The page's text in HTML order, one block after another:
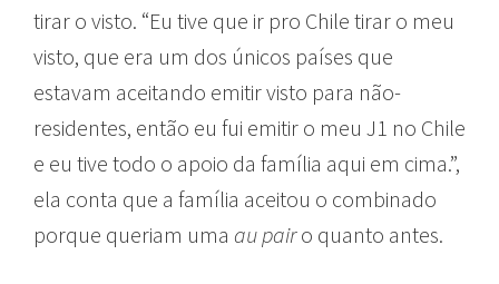
tirar o visto. “Eu tive que ir pro Chile tirar o meu
visto, que era um dos únicos países que
estavam aceitando emitir visto para não-
residentes, então eu fui emitir o meu J1 no Chile
e eu tive todo o apoio da família aqui em cima.”,
ela conta que a família aceitou o combinado
porque queriam uma au pairo quanto antes.